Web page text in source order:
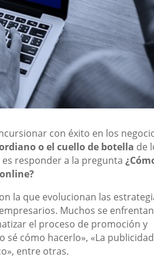
con éxito en los
o el cuello de botella de
responder a la pregunta
la que evolucionan las
Muchos se
el proceso de promoción y
sé cómo hacerlo», «La
entre otras.